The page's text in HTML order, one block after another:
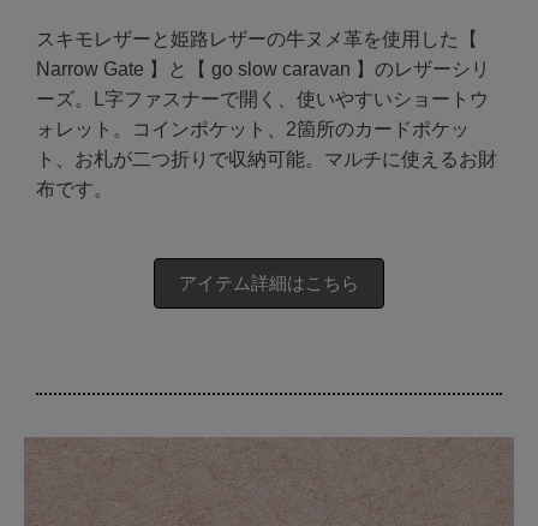
スキモレザーと姫路レザーの牛ヌメ革を使用した【
Narrow Gate 】と【 go slow caravan 】のレザーシリ
ーズ。L字ファスナーで開く、使いやすいショートウ
ォレット。コインポケット、2箇所のカードポケッ
ト、お札が二つ折りで収納可能。マルチに使えるお財
布です。
アイテム詳細はこちら